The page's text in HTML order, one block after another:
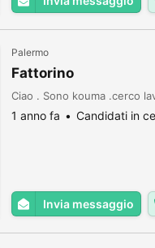
Palermo
Fattorino
Ciao . Sono kouma .cerco
1 anno fa Candidati in
Invia messaggio